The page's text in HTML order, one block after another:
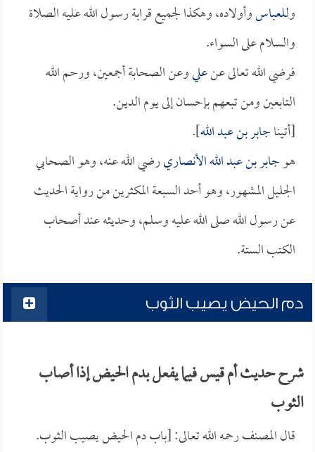
وللعباسوأولاده، وهكذا لجميع قرابة رسول الله عليه الصلاة
والسلام على السواء.
فرضي الله تعالى عنعليوعن الصحابة أجمعين، ورحم الله
التابعين ومن تبعهم بإحسان إلى يوم الدين.
[أتيناجابر بن عبد الله].
هوجابر بن عبد الله الأنصاريرضي الله عنه، وهو الصحابي
الجليل المشهور، وهو أحد السبعة المكثرين من رواية الحديث
عن رسول الله صلى الله عليه وسلم، وحديثه عند أصحاب
الكتب الستة.
دم الحيض يصيب الثوب
شرح حديث أم قيس فيما يفعل بدم الحيض إذا أصاب
الثوب
قال المصنف رحمه الله تعالى: [باب دم الحيض يصيب الثوب.